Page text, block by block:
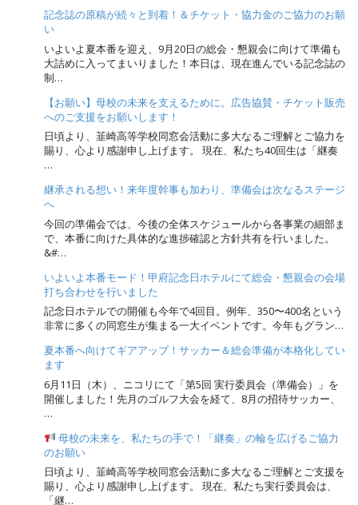
記念誌の原稿が続々と到着！＆チケット・協力金のご協力のお願
い
いよいよ夏本番を迎え、9月20日の総会・懇親会に向けて準備も
大詰めに入ってまいりました！本日は、現在進んでいる記念誌の
制…
【お願い】母校の未来を支えるために。広告協賛・チケット販売
へのご支援をお願いします！
日頃より、韮崎高等学校同窓会活動に多大なるご理解とご協力を
賜り、心より感謝申し上げます。 現在、私たち40回生は「継奏
…
継承される想い！来年度幹事も加わり、準備会は次なるステージ
へ
今回の準備会では、今後の全体スケジュールから各事業の細部ま
で、本番に向けた具体的な進捗確認と方針共有を行いました。
&#…
いよいよ本番モード！甲府記念日ホテルにて総会・懇親会の会場
打ち合わせを行いました
記念日ホテルでの開催も今年で4回目。例年、350〜400名という
非常に多くの同窓生が集まる一大イベントです。今年もグラン…
夏本番へ向けてギアアップ！サッカー＆総会準備が本格化してい
ます
6月11日（木）、ニコリにて「第5回 実行委員会（準備会）」を
開催しました！先月のゴルフ大会を経て、8月の招待サッカー、
…
母校の未来を、私たちの手で！「継奏」の輪を広げるご協力
のお願い
日頃より、韮崎高等学校同窓会活動に多大なるご理解とご支援を
賜り、心より感謝申し上げます。 現在、私たち実行委員会は、
「継…